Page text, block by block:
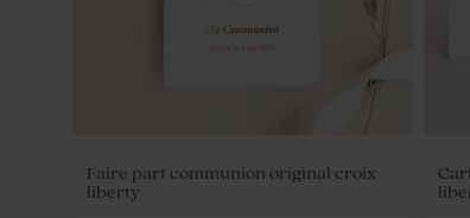
Faire part communion original croix
liberty